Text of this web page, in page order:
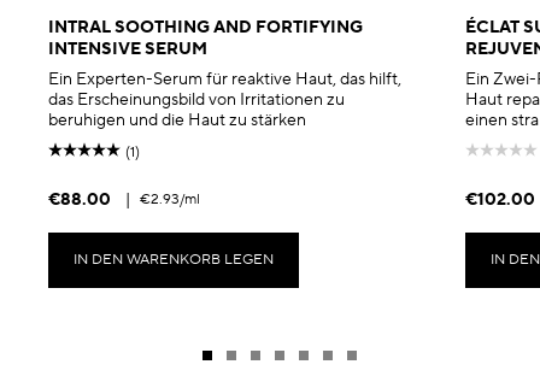
INTRAL SOOTHING AND FORTIFYING
INTENSIVE SERUM
Ein Experten-Serum für reaktive Haut, das hilft,
das Erscheinungsbild von Irritationen zu
beruhigen und die Haut zu stärken
(1)
€88.00 | €2.93/ml
IN DEN WARENKORB LEGEN
ÉCLAT
Ein
Haut
einen
€102.00
IN